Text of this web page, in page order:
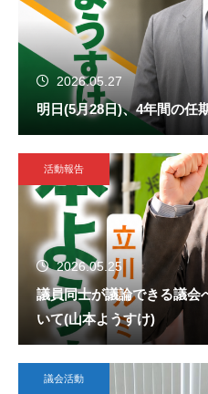
2026.05.27
明日(5月28日)、4年間の任
活動報告
2026.05.25
議員同士が議論できる議会
いて(山本ようすけ)
議会活動